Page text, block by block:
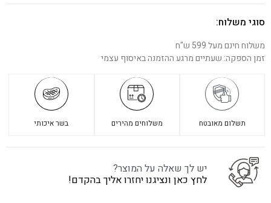
סוגי משלוח:
משלוח חינם מעל 599 ש"ח
זמן הספקה: שעתיים מרגע ההזמנה באיסוף עצמי
תשלום מאובטח משלוחים מהירים בשר איכותי
יש לך שאלה על המוצר?
לחץ כאן ונציגנו יחזרו אליך בהקדם!